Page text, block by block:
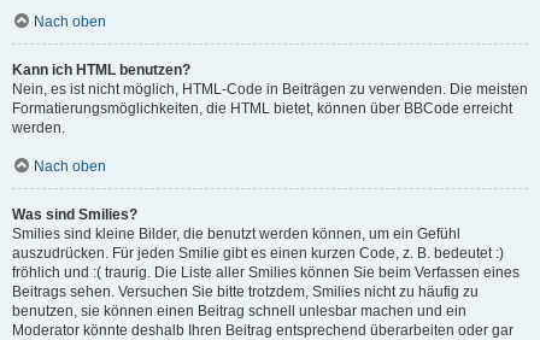
Nach oben
Kann ich HTML benutzen?
Nein, es ist nicht möglich, HTML-Code in Beiträgen zu verwenden. Die meisten
Formatierungsmöglichkeiten, die HTML bietet, können über BBCode erreicht
werden.
Nach oben
Was sind Smilies?
Smilies sind kleine Bilder, die benutzt werden können, um ein Gefühl
auszudrücken. Für jeden Smilie gibt es einen kurzen Code, z. B. bedeutet :)
fröhlich und :( traurig. Die Liste aller Smilies können Sie beim Verfassen eines
Beitrags sehen. Versuchen Sie bitte trotzdem, Smilies nicht zu häufig zu
benutzen, sie können einen Beitrag schnell unlesbar machen und ein
Moderator könnte deshalb Ihren Beitrag entsprechend überarbeiten oder gar